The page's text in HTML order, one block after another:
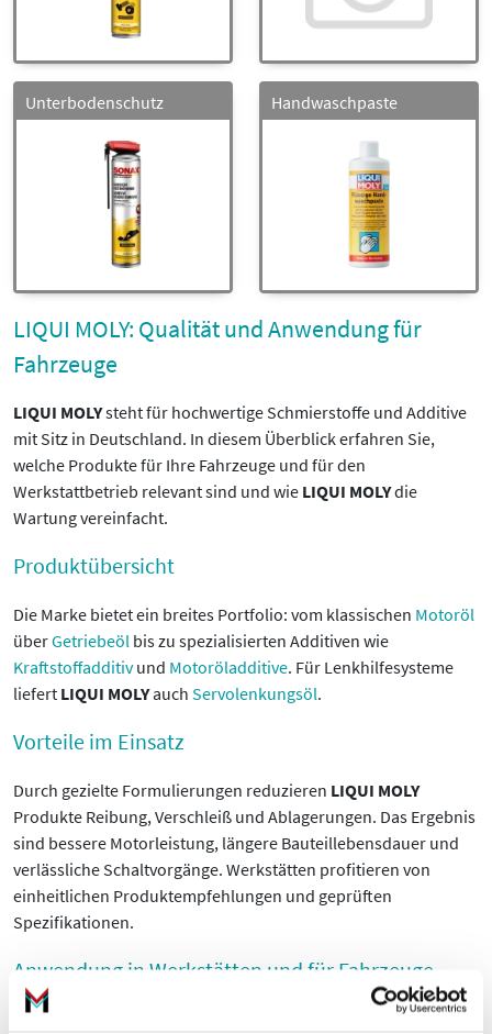
Unterbodenschutz Handwaschpaste
LIQUI MOLY: Qualität und Anwendung für
Fahrzeuge
LIQUI MOLYsteht für hochwertige Schmierstoffe und Additive
mit Sitz in Deutschland. In diesem Überblick erfahren Sie,
welche Produkte für Ihre Fahrzeuge und für den
Werkstattbetrieb relevant sind und wie LIQUI MOLYdie
Wartung vereinfacht.
Produktübersicht
Die Marke bietet ein breites Portfolio: vom klassischen Motoröl
überGetriebeöl bis zu spezialisierten Additiven wie
Kraftstoffadditivund Motoröladditive. Für Lenkhilfesysteme
liefert LIQUI MOLYauch Servolenkungsöl.
Vorteile im Einsatz
Durch gezielte Formulierungen reduzieren LIQUI MOLY
Produkte Reibung, Verschleiß und Ablagerungen. Das Ergebnis
sind bessere Motorleistung, längere Bauteillebensdauer und
verlässliche Schaltvorgänge. Werkstätten profitieren von
einheitlichen Produktempfehlungen und geprüften
Spezifikationen.
Anwendung in Werkstätten und für Fahrzeuge
Sie erhalten klare Einsatzempfehlungen anhand von